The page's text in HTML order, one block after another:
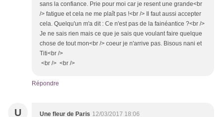
sans la confiance. Prie pour moi car je resent une grande<br
/> fatigue et cela ne me plaît pas !<br /> Il faut aussi accepter
cela. Quelqu'un m'a dit : Ce n'est pas de la fainéantice ?<br />
Je ne sais rien mais ce que je sais que voulant faire quelque
chose de tout mon<br /> coeur je n'arrive pas. Bisous nani et
Titi<br />
<br /> <br />
Répondre
U Une fleur de Paris 12/03/2017 18:06